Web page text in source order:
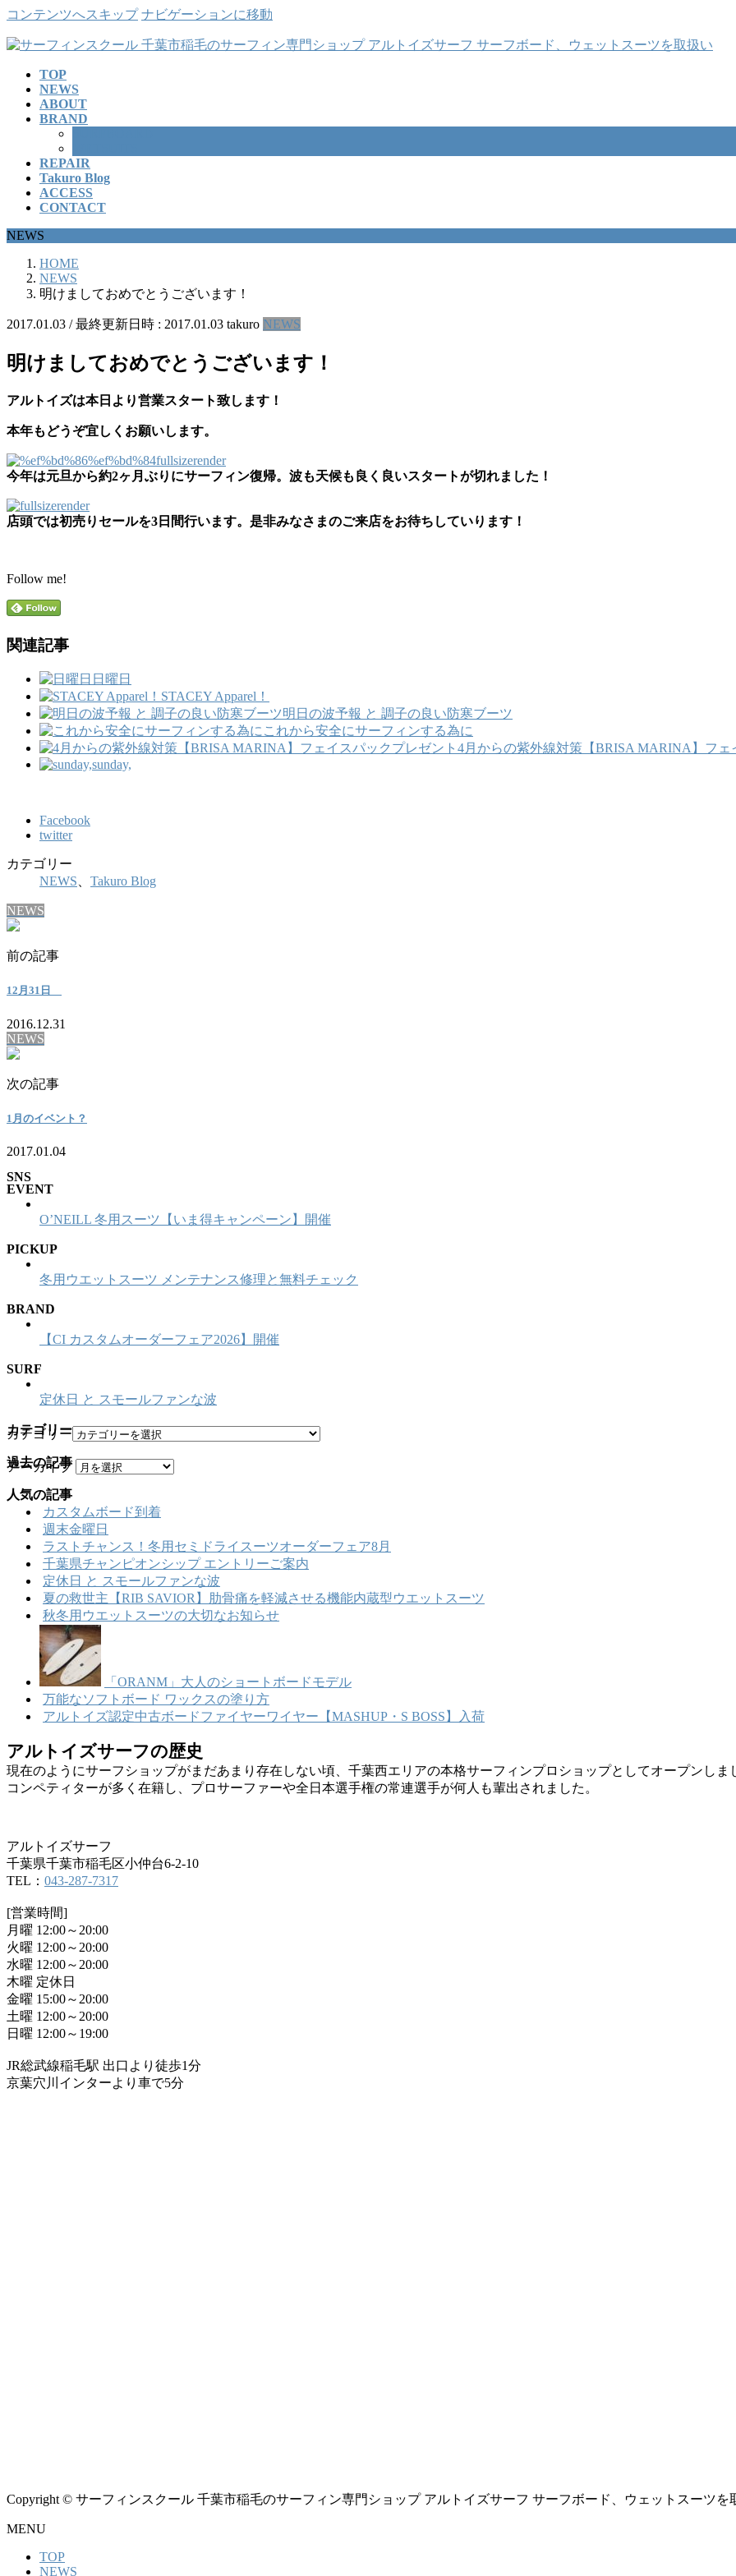
コンテンツへスキップ ナビゲーションに移動
TOP
NEWS
ABOUT
BRAND
REPAIR
Takuro Blog
ACCESS
CONTACT
NEWS
HOME
NEWS
明けましておめでとうございます！
2017.01.03 / 最終更新日時 : 2017.01.03 takuro NEWS
明けましておめでとうございます！
アルトイズは本日より営業スタート致します！
本年もどうぞ宜しくお願いします。
今年は元旦から約2ヶ月ぶりにサーフィン復帰。波も天候も良く良いスタートが切れました！
店頭では初売りセールを3日間行います。是非みなさまのご来店をお待ちしていります！
Follow me!
関連記事
日曜日
STACEY Apparel！
明日の波予報 と 調子の良い防寒ブーツ
これから安全にサーフィンする為に
4月からの紫外線対策【BRISA MARINA】フェ
sunday,
Facebook
twitter
カテゴリー
NEWS
Takuro Blog
NEWS
前の記事
12月31日
2016.12.31
NEWS
次の記事
1月のイベント？
2017.01.04
SNS
EVENT
O’NEILL 冬用スーツ【いま得キャンペーン】開催
PICKUP
冬用ウエットスーツ メンテナンス修理と無料チェック
BRAND
【CI カスタムオーダーフェア2026】開催
SURF
定休日 と スモールファンな波
カテゴリー
カテゴリー
過去の記事
アーカイブ
人気の記事
カスタムボード到着
週末金曜日
ラストチャンス！冬用セミドライスーツオーダーフェア8月
千葉県チャンピオンシップ エントリーご案内
定休日 と スモールファンな波
夏の救世主【RIB SAVIOR】肋骨痛を軽減させる機能内蔵型ウエットスーツ
秋冬用ウエットスーツの大切なお知らせ
「ORANM」大人のショートボードモデル
万能なソフトボード ワックスの塗り方
アルトイズ認定中古ボードファイヤーワイヤー【MASHUP・S BOSS】入荷
アルトイズサーフの歴史
現在のようにサーフショップがまだあまり存在しない頃、千葉西エリアの本格サーフィンプロショップとしてオープンしま
コンペティターが多く在籍し、プロサーファーや全日本選手権の常連選手が何人も輩出されました。
アルトイズサーフ
千葉県千葉市稲毛区小仲台6-2-10
TEL： 043-287-7317
[営業時間]
月曜 12:00～20:00
火曜 12:00～20:00
水曜 12:00～20:00
木曜 定休日
金曜 15:00～20:00
土曜 12:00～20:00
日曜 12:00～19:00
JR総武線稲毛駅 出口より徒歩1分
京葉穴川インターより車で5分
Copyright © サーフィンスクール 千葉市稲毛のサーフィン専門ショップ アルトイズサーフ サーフボード、ウェットスーツを
MENU
TOP
NEWS